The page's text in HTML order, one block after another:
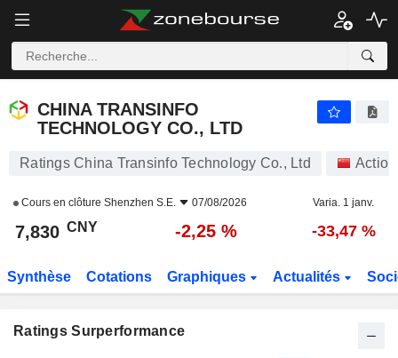
CHINA TRANSINFO
TECHNOLOGY CO., LTD
Ratings China Transinfo Technology Co., Ltd
Cours en clôture Shenzhen S.E. 07/08/2026 Varia. 1 janv.
7,830 CNY -2,25 % -33,47 %
Synthèse Cotations Graphiques Actualités
Ratings Surperformance